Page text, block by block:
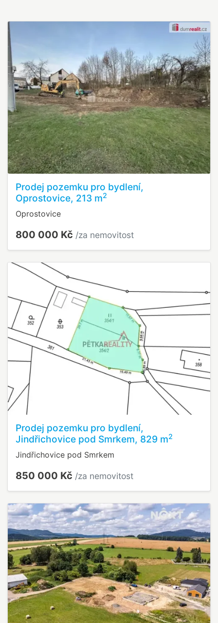
Prodej pozemku pro bydlení,
Oprostovice, 213 m2
Oprostovice
800 000 Kč /za nemovitost
Prodej pozemku pro bydlení,
Jindřichovice pod Smrkem, 829 m2
Jindřichovice pod Smrkem
850 000 Kč /za nemovitost